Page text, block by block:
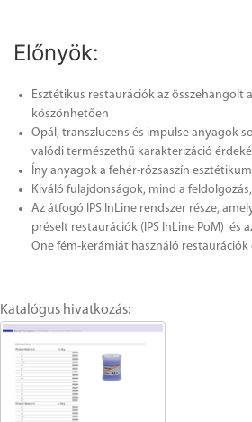
Előnyök:
Esztétikus restaurációk az összehangolt
köszönhetően
Opál, transzlucens és impulse anyagok
valódi természethű karakterizáció
Íny anyagok a fehér-rózsaszín
Kiváló fulajdonságok, mind a
Az átfogó IPS InLine rendszer része,
préselt restaurációk (IPS InLine PoM) és
One fém-kerámiát használó
Katalógus hivatkozás: